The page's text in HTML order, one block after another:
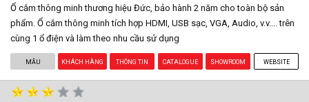
Ổ cắm thông minh thương hiệu Đức, bảo hành 2 năm cho toàn bộ sản
phẩm. Ổ cắm thông minh tích hợp HDMI, USB sạc, VGA, Audio, v.v.... trên
cùng 1 ổ điện và làm theo nhu cầu sử dụng
MẪU KHÁCH HÀNG THÔNG TIN CATALOGUE SHOWROOM WEBSITE